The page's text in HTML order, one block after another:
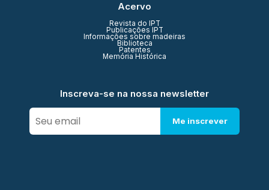
Acervo
Revista do IPT
Publicações IPT
Informações sobre madeiras
Biblioteca
Patentes
Memória Histórica
Inscreva-se na nossa newsletter
Me inscrever